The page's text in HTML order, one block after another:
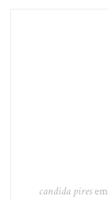
candida piresem